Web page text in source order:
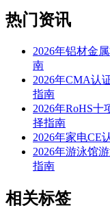
热门资讯
2026年铝材金
南
2026年CMA认
指南
2026年RoHS
择指南
2026年家电CE
2026年游泳馆
指南
相关标签